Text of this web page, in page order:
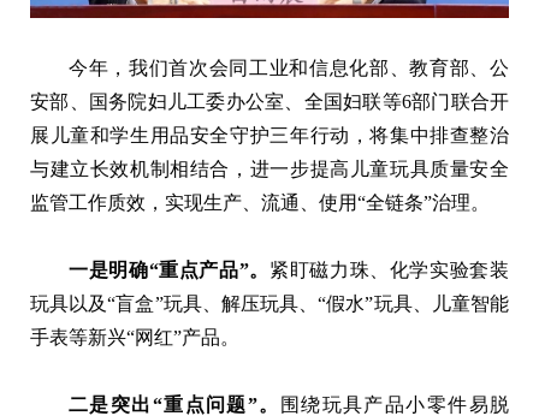
今年，我们首次会同工业和信息化部、教育部、公
安部、国务院妇儿工委办公室、全国妇联等6部门联合开
展儿童和学生用品安全守护三年行动，将集中排查整治
与建立长效机制相结合，进一步提高儿童玩具质量安全
监管工作质效，实现生产、流通、使用“全链条”治理。
一是明确“重点产品”。 紧盯磁力珠、化学实验套装
玩具以及“盲盒”玩具、解压玩具、“假水”玩具、儿童智能
手表等新兴“网红”产品。
二是突出“重点问题”。
围绕玩具产品小零件易脱